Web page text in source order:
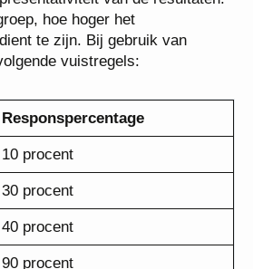
hoe hoger het
te zijn. Bij gebruik van
vuistregels:
Responspercentage
10 procent
30 procent
40 procent
90 procent